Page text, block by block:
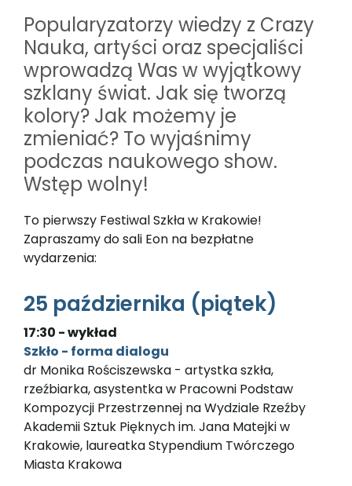
Popularyzatorzy wiedzy z Crazy
Nauka, artyści oraz specjaliści
wprowadzą Was w wyjątkowy
szklany świat. Jak się tworzą
kolory? Jak możemy je
zmieniać? To wyjaśnimy
podczas naukowego show.
Wstęp wolny!
To pierwszy Festiwal Szkła w Krakowie!
Zapraszamy do sali Eon na bezpłatne
wydarzenia:
25 października (piątek)
17:30 - wykład
Szkło - forma dialogu
dr Monika Rościszewska - artystka szkła,
rzeźbiarka, asystentka w Pracowni Podstaw
Kompozycji Przestrzennej na Wydziale Rzeźby
Akademii Sztuk Pięknych im. Jana Matejki w
Krakowie, laureatka Stypendium Twórczego
Miasta Krakowa